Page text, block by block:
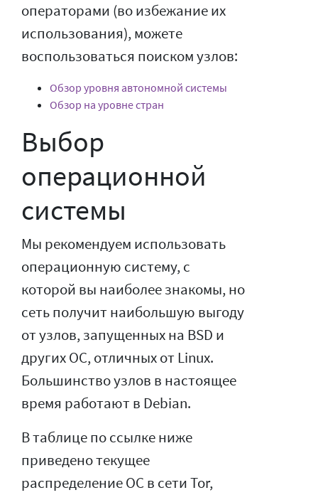
операторами (во избежание их
использования), можете
воспользоваться поиском узлов:
Обзор уровня автономной системы
Обзор на уровне стран
Выбор
операционной
системы
Мы рекомендуем использовать
операционную систему, с
которой вы наиболее знакомы, но
сеть получит наибольшую выгоду
от узлов, запущенных на BSD и
других ОС, отличных от Linux.
Большинство узлов в настоящее
время работают в Debian.
В таблице по ссылке ниже
приведено текущее
распределение ОС в сети Tor,